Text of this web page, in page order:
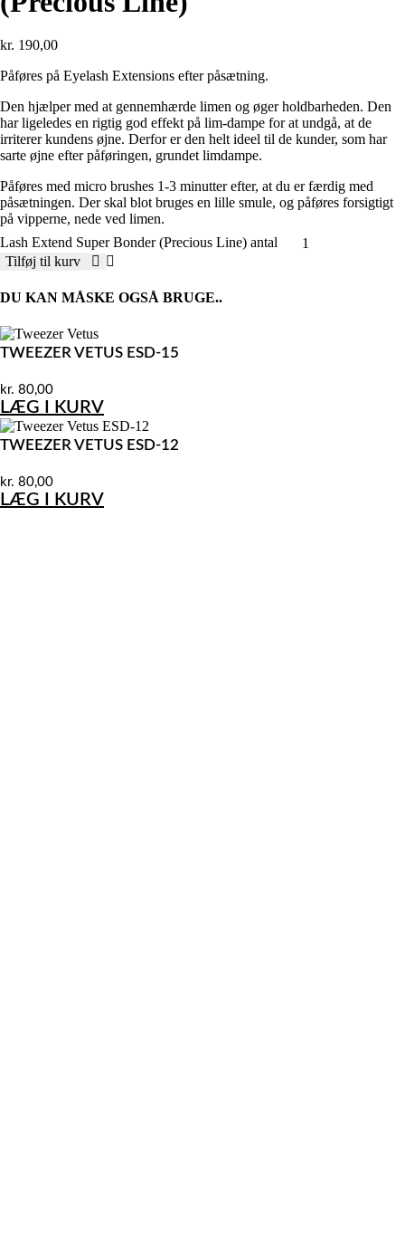
kr. 190,00
Påføres på Eyelash Extensions efter påsætning.
Den hjælper med at gennemhærde limen og øger holdbarheden. Den
har ligeledes en rigtig god effekt på lim-dampe for at undgå, at de
irriterer kundens øjne. Derfor er den helt ideel til de kunder, som har
sarte øjne efter påføringen, grundet limdampe.
Påføres med micro brushes 1-3 minutter efter, at du er færdig med
påsætningen. Der skal blot bruges en lille smule, og påføres forsigtigt
på vipperne, nede ved limen.
Lash Extend Super Bonder (Precious Line) antal
Tilføj til kurv
DU KAN MÅSKE OGSÅ BRUGE..
TWEEZER VETUS ESD-15
kr. 80,00
LÆG I KURV
TWEEZER VETUS ESD-12
kr. 80,00
LÆG I KURV